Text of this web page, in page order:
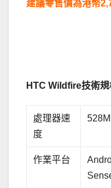
建議零售價為港幣
HTC Wildfire技術
處理器速
度
作業平台